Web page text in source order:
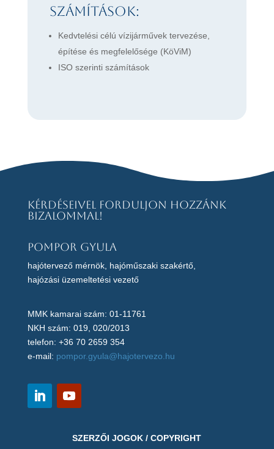
számítások:
Kedvtelési célú vízijárművek tervezése,
építése és megfelelősége (KöViM)
ISO szerinti számítások
Kérdéseivel forduljon hozzánk
bizalommal!
Pompor Gyula
hajótervező mérnök, hajóműszaki szakértő,
hajózási üzemeltetési vezető
MMK kamarai szám: 01-11761
NKH szám: 019, 020/2013
telefon: +36 70 2659 354
e-mail: pompor.gyula@hajotervezo.hu
SZERZŐI JOGOK / COPYRIGHT